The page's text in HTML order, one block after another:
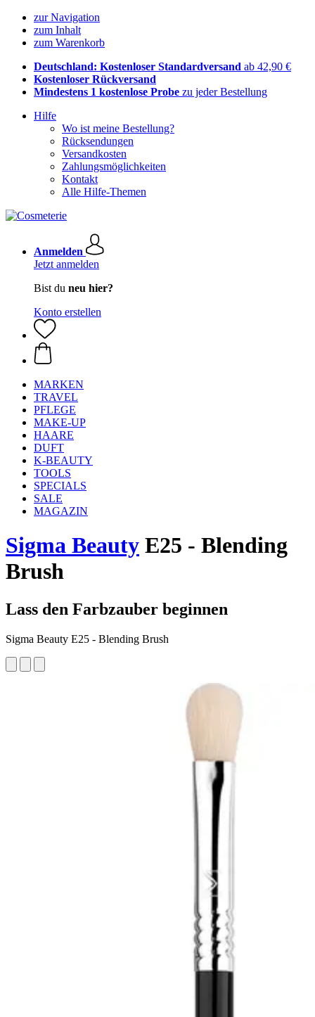
zur Navigation
zum Inhalt
zum Warenkorb
Deutschland: Kostenloser Standardversand ab 42,90 €
Kostenloser Rückversand
Mindestens 1 kostenlose Probe zu jeder Bestellung
Hilfe
Wo ist meine Bestellung?
Rücksendungen
Versandkosten
Zahlungsmöglichkeiten
Kontakt
Alle Hilfe-Themen
Anmelden
Jetzt anmelden
Bist du neu hier?
Konto erstellen
MARKEN
TRAVEL
PFLEGE
MAKE-UP
HAARE
DUFT
K-BEAUTY
TOOLS
SPECIALS
SALE
MAGAZIN
Sigma Beauty E25 - Blending
Brush
Lass den Farbzauber beginnen
Sigma Beauty E25 - Blending Brush